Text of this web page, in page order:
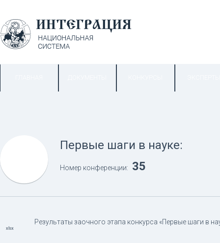
Первые шаги в науке:
Номер конференции: 35
Результаты заочного этапа конкурса «Первые шаги в